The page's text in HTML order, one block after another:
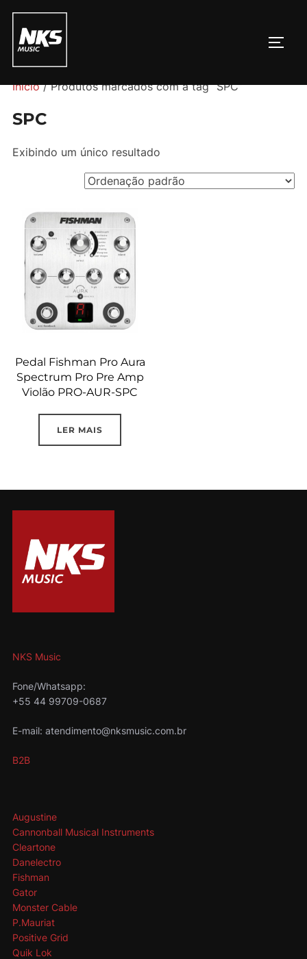
Pular
para
conteúdo
Início/ Produtos marcados com a tag “SPC”
SPC
Exibindo um único resultado
Pedal Fishman Pro Aura
Spectrum Pro Pre Amp
Violão PRO-AUR-SPC
LER MAIS
NKS Music
Fone/Whatsapp:
+55 44 99709-0687
E-mail: atendimento@nksmusic.com.br
B2B
Augustine
Cannonball Musical Instruments
Cleartone
Danelectro
Fishman
Gator
Monster Cable
P.Mauriat
Positive Grid
Quik Lok